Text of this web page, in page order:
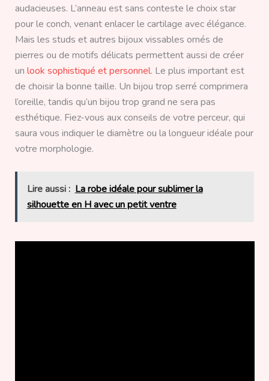
audacieuses. L’anneau est sans conteste le choix star
pour le conch, venant enlacer le cartilage avec élégance.
Mais les studs et autres bijoux vissables ornés de
pierres ou de motifs délicats permettent aussi de créer
un look sophistiqué et personnel. Le plus important est
de choisir la bonne taille. Un bijou trop serré comprimera
l’oreille, tandis qu’un bijou trop grand ne sera pas
esthétique. Fiez-vous aux conseils de votre perceur, qui
saura vous indiquer le diamètre ou la longueur idéale pour
votre morphologie.
Lire aussi : La robe idéale pour sublimer la
silhouette en H avec un petit ventre